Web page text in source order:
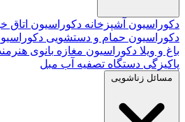
دکوراسیون آشپزخانه دکوراسیون اتاق
دکوراسیون حمام و دستشویی
باغ و ویلا دکوراسیون مغازه بانوی
پاکیزگی دستگاه تصفیه آب مبل
مسائل زناشویی